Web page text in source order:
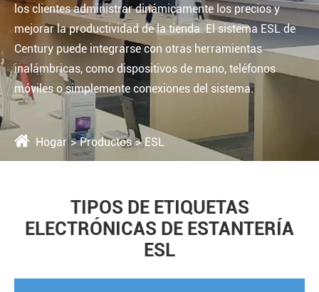
los clientes administrar dinámicamente los precios y
mejorar la productividad de la tienda. El sistema ESL de
Century puede integrarse con otras herramientas
inalámbricas, como dispositivos de mano, teléfonos
móviles o simplemente conexiones del sistema.
Hogar Productos ESL
TIPOS DE ETIQUETAS
ELECTRÓNICAS DE ESTANTERÍA
ESL